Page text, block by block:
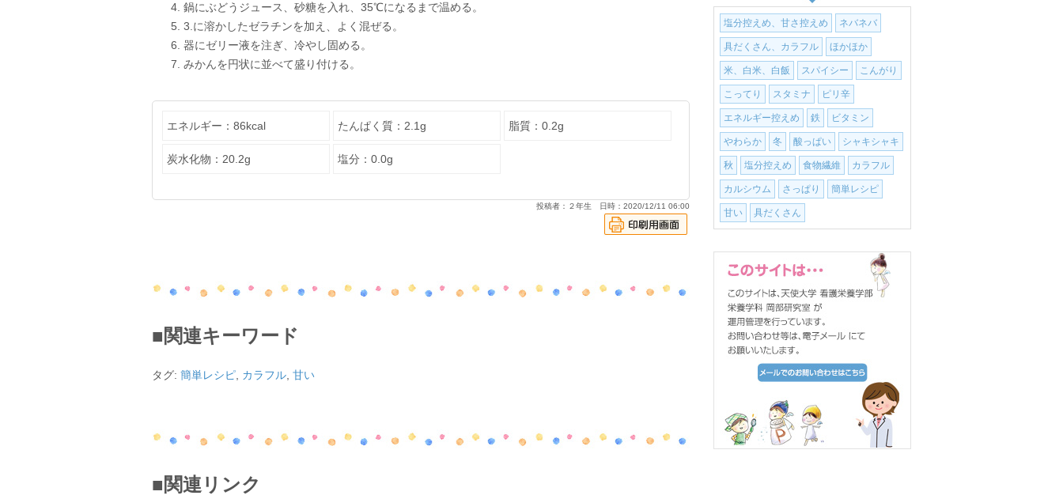
鍋にぶどうジュース、砂糖を入れ、35℃になるまで温める。
3.に溶かしたゼラチンを加え、よく混ぜる。
器にゼリー液を注ぎ、冷やし固める。
みかんを円状に並べて盛り付ける。
エネルギー：86kcal たんぱく質：2.1g 脂質：0.2g
炭水化物：20.2g 塩分：0.0g
投稿者：２年生 日時：2020/12/11 06:00
■関連キーワード
タグ: 簡単レシピ カラフル 甘い
■関連リンク
塩分控えめ、甘さ控えめ ネバネバ
具だくさん、カラフル ほかほか
米、白米、白飯 スパイシー こんがり
こってり スタミナ ピリ辛
エネルギー控えめ 鉄 ビタミン
やわらか 冬 酸っぱい シャキシャキ
秋 塩分控えめ 食物繊維 カラフル
カルシウム さっぱり 簡単レシピ
甘い 具だくさん